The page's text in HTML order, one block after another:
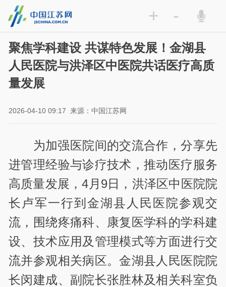
+ -
聚焦学科建设 共谋特色发展！金湖县
人民医院与洪泽区中医院共话医疗高质
量发展
2026-04-10 09:17 来源：中国江苏网
为加强医院间的交流合作，分享先
进管理经验与诊疗技术，推动医疗服务
高质量发展，4月9日，洪泽区中医院院
长卢军一行到金湖县人民医院参观交
流，围绕疼痛科、康复医学科的学科建
设、技术应用及管理模式等方面进行交
流并参观相关病区。金湖县人民医院院
长闵建成、副院长张胜林及相关科室负